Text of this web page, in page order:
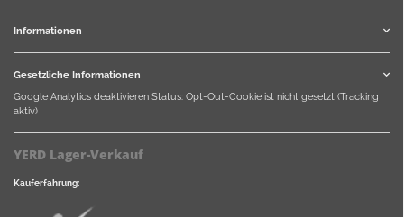
Informationen
Gesetzliche Informationen
Google Analytics deaktivieren Status: Opt-Out-Cookie ist nicht gesetzt (Tracking
aktiv)
YERD Lager-Verkauf
Kauferfahrung: